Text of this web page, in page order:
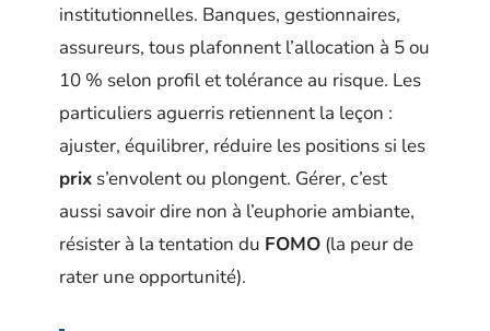
institutionnelles. Banques, gestionnaires,
assureurs, tous plafonnent l’allocation à 5 ou
10 % selon profil et tolérance au risque. Les
particuliers aguerris retiennent la leçon :
ajuster, équilibrer, réduire les positions si les
prix s’envolent ou plongent. Gérer, c’est
aussi savoir dire non à l’euphorie ambiante,
résister à la tentation du FOMO (la peur de
rater une opportunité).